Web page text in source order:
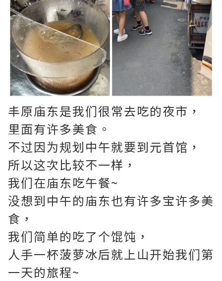
丰原庙东是我们很常去吃的夜市，
里面有许多美食。
不过因为规划中午就要到元首馆，
所以这次比较不一样，
我们在庙东吃午餐~
没想到中午的庙东也有许多宝许多美
食，
我们简单的吃了个馄饨，
人手一杯菠萝冰后就上山开始我们第
一天的旅程~